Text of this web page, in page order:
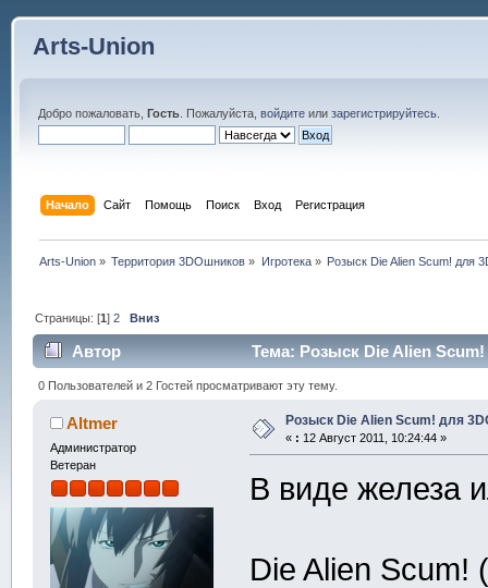
Arts-Union
Добро пожаловать, Гость. Пожалуйста, войдитеили зарегистрируйтесь.
Начало Сайт Помощь Поиск Вход Регистрация
Arts-Union » Территория 3DOшников » Игротека» Розыск Die Alien Scum! для
Страницы: [1]2 Вниз
Автор Тема: Розыск Die Alien
0 Пользователей и 2 Гостей просматривают эту тему.
Altmer
Администратор
Ветеран
Розыск Die Alien Scum! для
« : 12 Август 2011, 10:24:44 »
В виде железа
Die Alien Scum!